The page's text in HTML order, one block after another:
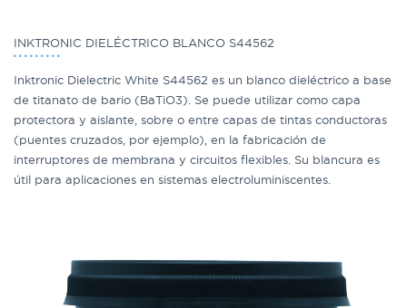
INKTRONIC DIELÉCTRICO BLANCO S44562
Inktronic Dielectric White S44562 es un blanco dieléctrico a base
de titanato de bario (BaTiO3). Se puede utilizar como capa
protectora y aislante, sobre o entre capas de tintas conductoras
(puentes cruzados, por ejemplo), en la fabricación de
interruptores de membrana y circuitos flexibles. Su blancura es
útil para aplicaciones en sistemas electroluminiscentes.